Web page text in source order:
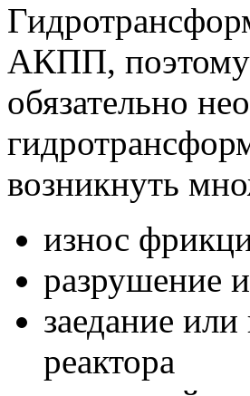
АКПП, поэтому
обязательно
возникнуть
износ
разрушение
заедание
реактора